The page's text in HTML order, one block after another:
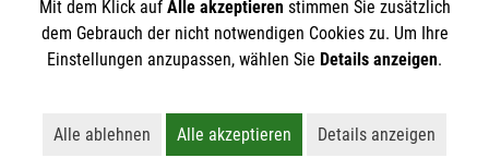
BIC: GENODED1PA7
Teisendorfer Str. 8
83435 Bad Reichenhall
Email:Malteser.BadReichenhall@malteser.org
Der Malteser Hilfsdienst e.V. ist als eingetragene
Gewerbesteuer befreit.
Mit dem Klick auf Alle akzeptierenstimmen Sie zusätzlich
dem Gebrauch der nicht notwendigen Cookies zu. Um Ihre
Einstellungen anzupassen, wählen Sie Details anzeigen.
Alle ablehnen
Alle akzeptieren
Details anzeigen